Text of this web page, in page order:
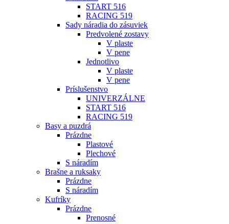
START 516
RACING 519
Sady náradia do zásuviek
Predvolené zostavy
V plaste
V pene
Jednotlivo
V plaste
V pene
Príslušenstvo
UNIVERZÁLNE
START 516
RACING 519
Basy a puzdrá
Prázdne
Plastové
Plechové
S náradím
Brašne a ruksaky
Prázdne
S náradím
Kufríky
Prázdne
Prenosné